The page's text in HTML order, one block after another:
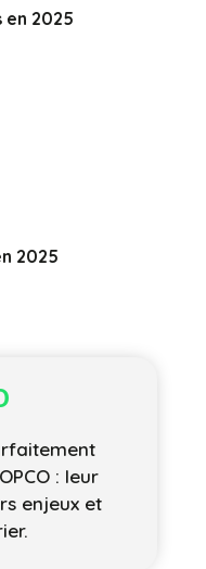
en 2025
2025
: leur
enjeux et